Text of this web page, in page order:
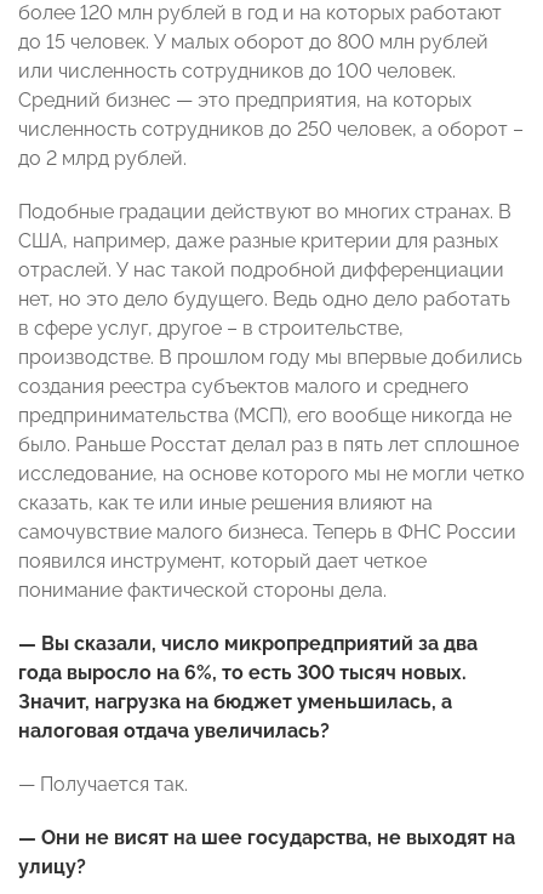
более 120 млн рублей в год и на которых работают
до 15 человек. У малых оборот до 800 млн рублей
или численность сотрудников до 100 человек.
Средний бизнес — это предприятия, на которых
численность сотрудников до 250 человек, а оборот –
до 2 млрд рублей.
Подобные градации действуют во многих странах. В
США, например, даже разные критерии для разных
отраслей. У нас такой подробной дифференциации
нет, но это дело будущего. Ведь одно дело работать
в сфере услуг, другое – в строительстве,
производстве. В прошлом году мы впервые добились
создания реестра субъектов малого и среднего
предпринимательства (МСП), его вообще никогда не
было. Раньше Росстат делал раз в пять лет сплошное
исследование, на основе которого мы не могли четко
сказать, как те или иные решения влияют на
самочувствие малого бизнеса. Теперь в ФНС России
появился инструмент, который дает четкое
понимание фактической стороны дела.
— Вы сказали, число микропредприятий за два
года выросло на 6%, то есть 300 тысяч новых.
Значит, нагрузка на бюджет уменьшилась, а
налоговая отдача увеличилась?
— Получается так.
— Они не висят на шее государства, не выходят на
улицу?